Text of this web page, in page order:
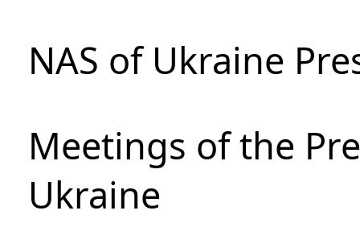
NAS of Ukraine
Meetings of the
Ukraine